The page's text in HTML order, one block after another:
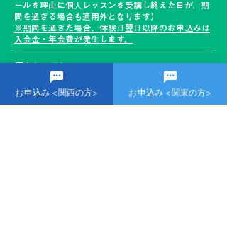
ールを理由に個人レッスンを受講し終えた日が、期
間を過ぎる場合も適用外となります）
※期間を過ぎた場合、体験日翌日以降のお申込みは
入会金・年会費が発生します。
個人レッスン
POINT
・1名分の料金で2名まで受講可能
お申込み <関西の方> お申込み <関東の方>